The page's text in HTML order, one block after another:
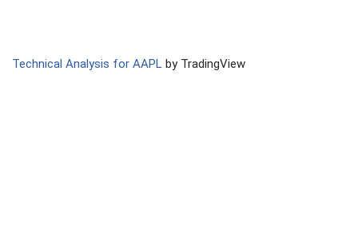
Technical Analysis for AAPL by TradingView